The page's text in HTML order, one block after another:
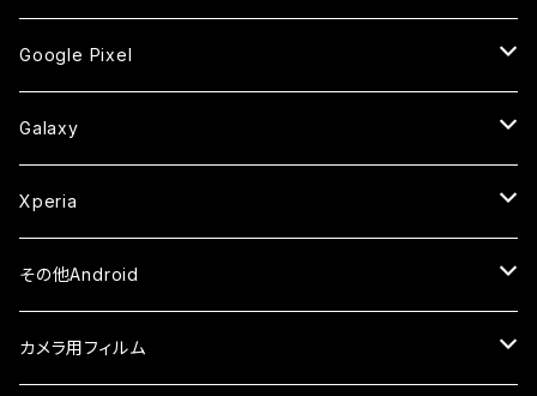
セラミックフィルム
セラミックフィルム
ガラスフィルム
セラミックフィルム
iPhoneXSMax
ガラスフィルム
セラミックフィルム
ケース
ガラスフィルム
ケース
ガラスフィルム
セラミックフィルム
iPhone7
ガラスフィルム
セラミックフィルム
iPhone6s
ガラスフィルム
ケース・カバー
iPhone6
ガラスフィルム
ケース・カバー
iPhone6Plus
ガラスフィルム
ケース
iPhone6sPlus
ガラスフィルム
ケース
iPhone7Plus
ガラスフィルム
ケース
iPhone8Plus
ガラスフィルム
Google Pixel
ガラスフィルム
セラミックフィルム
ケース
Galaxy
ガラスフィルム
セラミックフィルム
ケース
Xperia
ガラスフィルム
その他Android
AQUOS
カメラ用フィルム